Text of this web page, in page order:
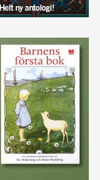
ny antologi!